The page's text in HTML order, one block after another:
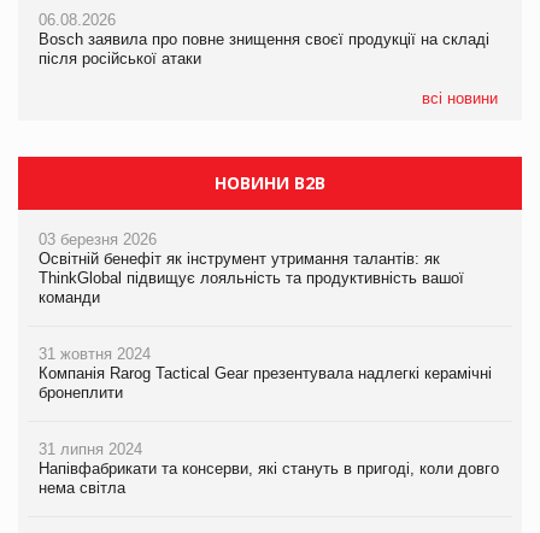
06.08.2026
Bosch заявила про повне знищення своєї продукції на складі
після російської атаки
всі новини
06.08.2026
Bosch заявила про повне знищення своєї продукції на складі
після російської атаки
06.08.2026
Bosch заявила про повне знищення своєї продукції на складі
після російської атаки
НОВИНИ B2B
03 березня 2026
Освітній бенефіт як інструмент утримання талантів: як
ThinkGlobal підвищує лояльність та продуктивність вашої
команди
31 жовтня 2024
Компанія Rarog Tactical Gear презентувала надлегкі керамічні
бронеплити
31 липня 2024
Напівфабрикати та консерви, які стануть в пригоді, коли довго
нема світла